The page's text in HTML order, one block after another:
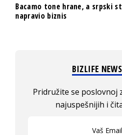
Bacamo tone hrane, a srpski
napravio biznis
BIZLIFE
Pridružite se poslovnoj
najuspešnijih i